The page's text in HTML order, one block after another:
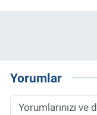
Yorumlar